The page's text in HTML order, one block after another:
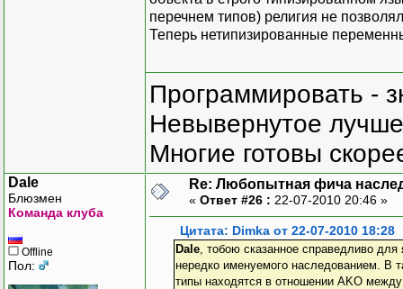
перечнем типов) религия не
Теперь нетипизированные
Программировать -
Невывернутое
Многие готовы
Dale
Блюзмен
Команда клуба
Offline
Пол:
Re: Любопытная фича
« Ответ #26 : 22-07-2010 20:46 »
Цитата: Dimka от 22-07-2010 18:28
Dale, тобою сказанное справедливо
нередко именуемого наследованием. В
типы находятся в отношении AKO